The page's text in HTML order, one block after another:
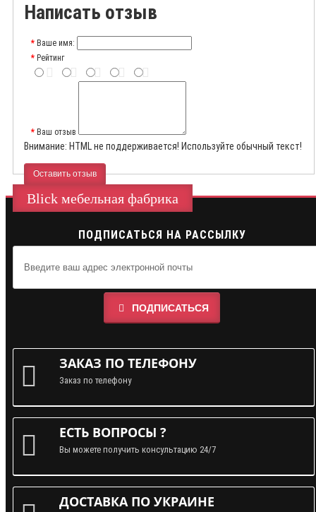
Написать отзыв
Ваше имя:
Рейтинг
Ваш отзыв
Внимание: HTML не поддерживается! Используйте обычный текст!
Оставить отзыв
Blick мебельная фабрика
ПОДПИСАТЬСЯ НА РАССЫЛКУ
ПОДПИСАТЬСЯ
ЗАКАЗ ПО ТЕЛЕФОНУ
Заказ по телефону
ЕСТЬ ВОПРОСЫ ?
Вы можете получить консультацию 24/7
ДОСТАВКА ПО УКРАИНЕ